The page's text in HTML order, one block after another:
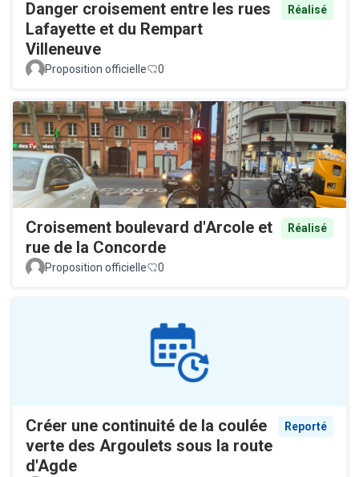
Danger croisement entre les rues
Lafayette et du Rempart
Villeneuve
Réalisé
Proposition officielle 0
Croisement boulevard d'Arcole et
rue de la Concorde
Réalisé
Proposition officielle 0
Créer une continuité de la coulée
verte des Argoulets sous la route
d'Agde
Reporté